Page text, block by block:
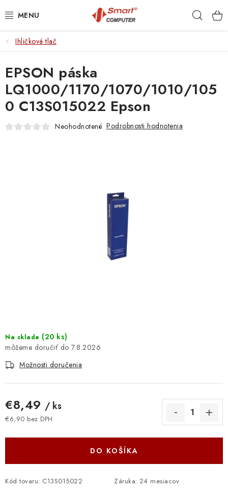
na
NOTEBOOKY
MOBILNÉ ZARIADENIA
PC A KOMPONENTY
PERIFÉRIE
: TOP PRODUKTY
: NOVÉ PRODUKTY
Obchodné podmienky
Napíšte nám
Ihličková tlač
Na sklade (20 ks)
7.8.2026
Možnosti doručenia
€8,49 / ks
€6,90 bez DPH
DO KOŠÍKA
Kód tovaru: C13S015022 Záruka: 24 mesiacov
EPSON páska
LQ1000/1170/1070/1010/105
0 C13S015022 Epson
Neohodnotené Podrobnosti hodnotenia